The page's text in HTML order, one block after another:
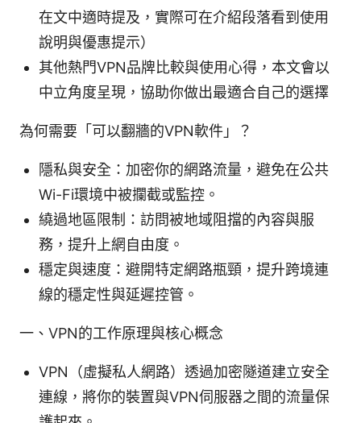
在文中適時提及，實際可在介紹段落看到使用
說明與優惠提示）
其他熱門VPN品牌比較與使用心得，本文會以
中立角度呈現，協助你做出最適合自己的選擇
為何需要「可以翻牆的VPN軟件」？
隱私與安全：加密你的網路流量，避免在公共
Wi-Fi環境中被攔截或監控。
繞過地區限制：訪問被地域阻擋的內容與服
務，提升上網自由度。
穩定與速度：避開特定網路瓶頸，提升跨境連
線的穩定性與延遲控管。
一、VPN的工作原理與核心概念
VPN（虛擬私人網路）透過加密隧道建立安全
連線，將你的裝置與VPN伺服器之間的流量保